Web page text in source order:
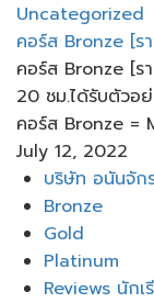
Uncategorized
คอร์ส Bronze [ร
คอร์ส Bronze [ร
20 ชม.ได้รับตัวอ
คอร์ส Bronze​ =
July 12, 2022
Menuบริษัท อนันจัก
Bronze
Gold
Platinum
Reviews นักเ